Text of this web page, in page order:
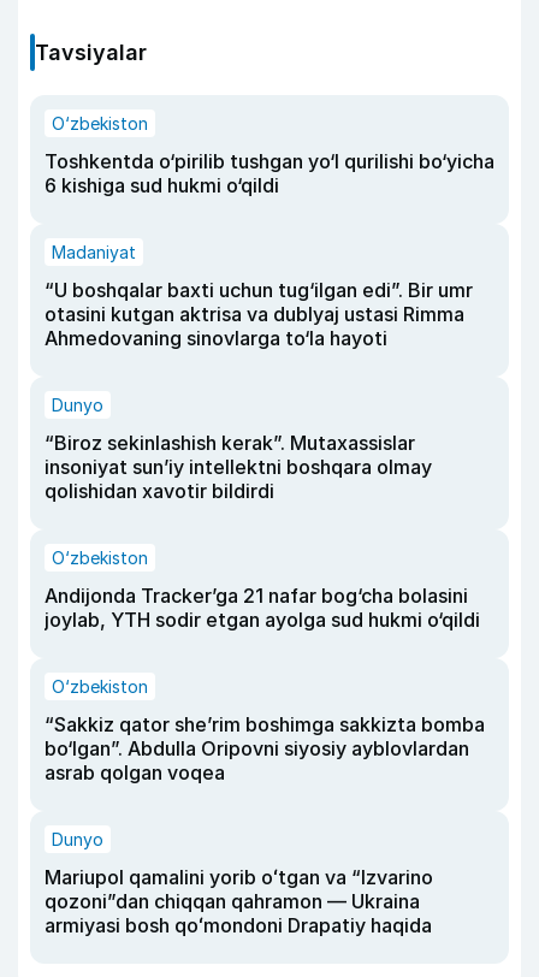
Tavsiyalar
O‘zbekiston
Toshkentda o‘pirilib tushgan yo‘l qurilishi bo‘yicha
6 kishiga sud hukmi o‘qildi
Madaniyat
“U boshqalar baxti uchun tug‘ilgan edi”. Bir umr
otasini kutgan aktrisa va dublyaj ustasi Rimma
Ahmedovaning sinovlarga to‘la hayoti
Dunyo
“Biroz sekinlashish kerak”. Mutaxassislar
insoniyat sun’iy intellektni boshqara olmay
qolishidan xavotir bildirdi
O‘zbekiston
Andijonda Tracker’ga 21 nafar bog‘cha bolasini
joylab, YTH sodir etgan ayolga sud hukmi o‘qildi
O‘zbekiston
“Sakkiz qator she’rim boshimga sakkizta bomba
bo‘lgan”. Abdulla Oripovni siyosiy ayblovlardan
asrab qolgan voqea
Dunyo
Mariupol qamalini yorib oʻtgan va “Izvarino
qozoni”dan chiqqan qahramon — Ukraina
armiyasi bosh qoʻmondoni Drapatiy haqida